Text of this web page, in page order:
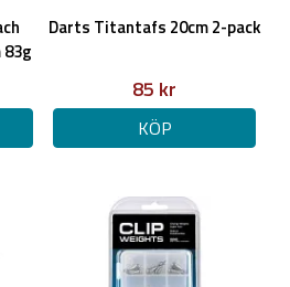
Darts Titantafs 20cm 2-pack
85 kr
KÖP